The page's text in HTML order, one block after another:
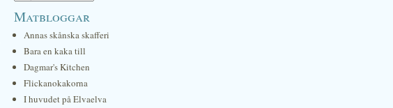
Matbloggar
Annas skånska skafferi
Bara en kaka till
Dagmar's Kitchen
Flickanokakorna
I huvudet på Elvaelva